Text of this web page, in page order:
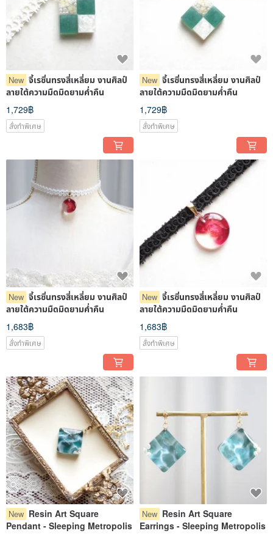
New จี้เรซิ่นทรงสี่เหลี่ยม งานศิลป์
ลายใต้ความมืดมิดยามค่ำคืน
1,729฿
สั่งทำพิเศษ
New จี้เรซิ่นทรงสี่เหลี่ยม งานศิลป์
ลายใต้ความมืดมิดยามค่ำคืน
1,729฿
สั่งทำพิเศษ
New จี้เรซิ่นทรงสี่เหลี่ยม งานศิลป์
ลายใต้ความมืดมิดยามค่ำคืน
1,683฿
สั่งทำพิเศษ
New จี้เรซิ่นทรงสี่เหลี่ยม งานศิลป์
ลายใต้ความมืดมิดยามค่ำคืน
1,683฿
สั่งทำพิเศษ
New Resin Art Square
Pendant - Sleeping Metropolis
New Resin Art Square
Earrings - Sleeping Metropolis